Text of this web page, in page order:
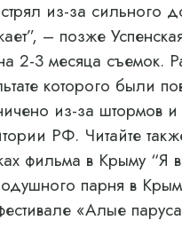
из-за сильного
– позже
2-3 месяца съемок.
которого были
из-за штормов
РФ. Читайте
фильма в Крыму “Я
парня в
«Алые